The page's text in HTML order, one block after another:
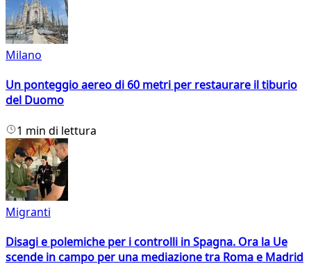
Milano
Un ponteggio aereo di 60 metri per restaurare il tiburio
del Duomo
1 min di lettura
Migranti
Disagi e polemiche per i controlli in Spagna. Ora la Ue
scende in campo per una mediazione tra Roma e Madrid